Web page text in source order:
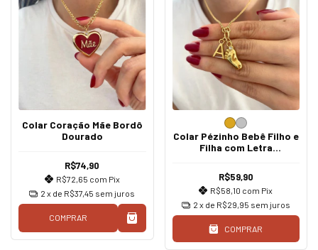
Colar Coração Mãe Bordô
Dourado
R$74,90
R$72,65 com Pix
2 x de R$37,45 sem juros
COMPRAR
Colar Pézinho Bebê Filho e
Filha com Letra
R$59,90
R$58,10 com Pix
2 x de R$29,95 sem juros
COMPRAR